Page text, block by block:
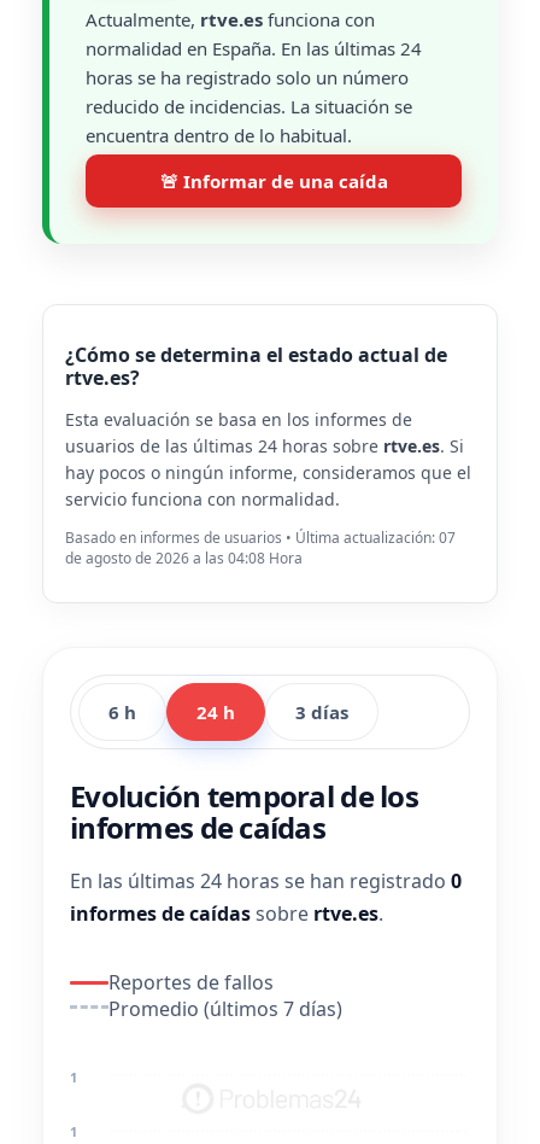
Actualmente, rtve.es funciona con
normalidad en España. En las últimas 24
horas se ha registrado solo un número
reducido de incidencias. La situación se
encuentra dentro de lo habitual.
🚨 Informar de una caída
¿Cómo se determina el estado actual de
rtve.es?
Esta evaluación se basa en los informes de
usuarios de las últimas 24 horas sobre rtve.es. Si
hay pocos o ningún informe, consideramos que el
servicio funciona con normalidad.
Basado en informes de usuarios • Última actualización: 07
de agosto de 2026 a las 04:08 Hora
6 h 24 h 3 días
Evolución temporal de los
informes de caídas
En las últimas 24 horas se han registrado 0
informes de caídassobre rtve.es.
Reportes de fallos
Promedio (últimos 7 días)
1
1